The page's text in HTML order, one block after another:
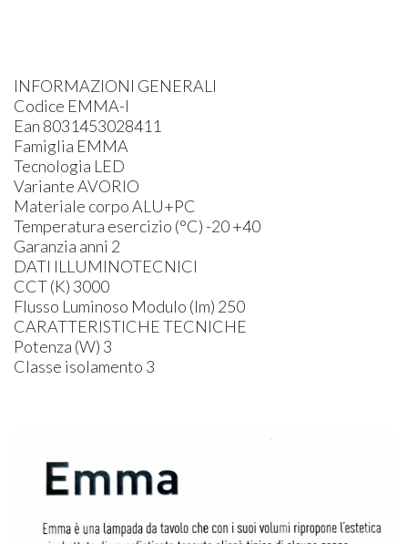
INFORMAZIONI GENERALI
Codice EMMA-I
Ean 8031453028411
Famiglia EMMA
Tecnologia LED
Variante AVORIO
Materiale corpo ALU+PC
Temperatura esercizio (°C) -20 +40
Garanzia anni 2
DATI ILLUMINOTECNICI
CCT (K) 3000
Flusso Luminoso Modulo (lm) 250
CARATTERISTICHE TECNICHE
Potenza (W) 3
Classe isolamento 3